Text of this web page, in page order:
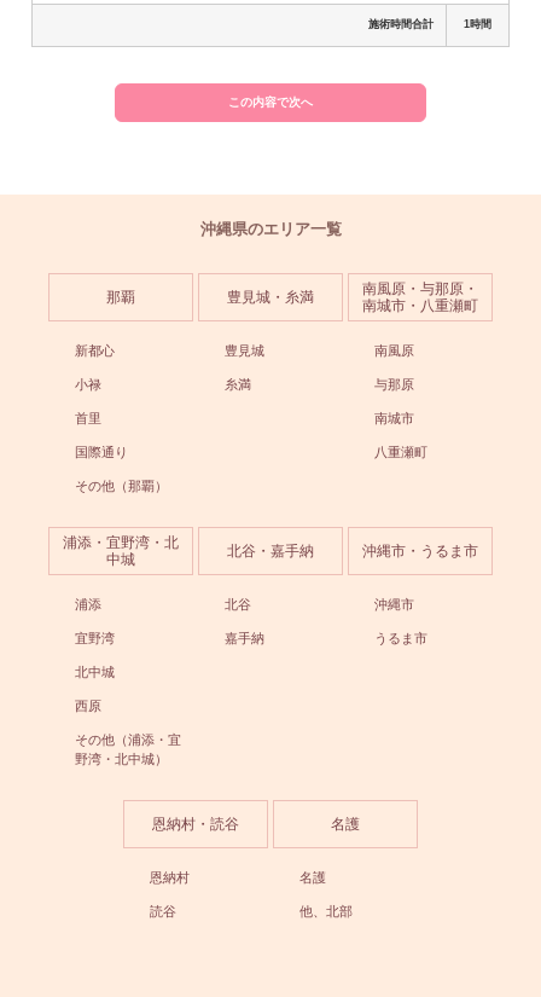
施術時間合計 1時間
この内容で次へ
沖縄県のエリア一覧
那覇
新都心
小禄
首里
国際通り
その他（那覇）
豊見城・糸満
豊見城
糸満
南風原・与那原・
南城市・八重瀬町
南風原
与那原
南城市
八重瀬町
浦添・宜野湾・北
中城
浦添
宜野湾
北中城
西原
その他（浦添・宜
野湾・北中城）
北谷・嘉手納
北谷
嘉手納
沖縄市・うるま市
沖縄市
うるま市
恩納村・読谷
恩納村
読谷
名護
名護
他、北部